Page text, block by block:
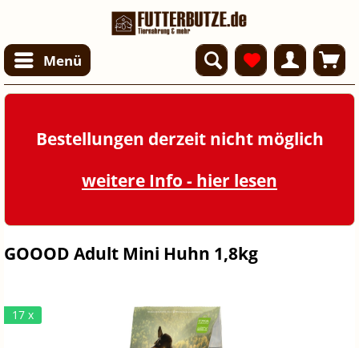
Menü
Bestellungen derzeit nicht möglich
weitere Info - hier lesen
GOOOD Adult Mini Huhn 1,8kg
17 x